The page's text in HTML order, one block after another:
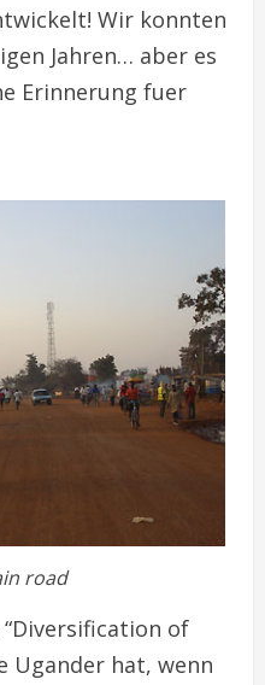
Wir konnten
Jahren… aber es
Erinnerung fuer
road
of
Ugander hat, wenn